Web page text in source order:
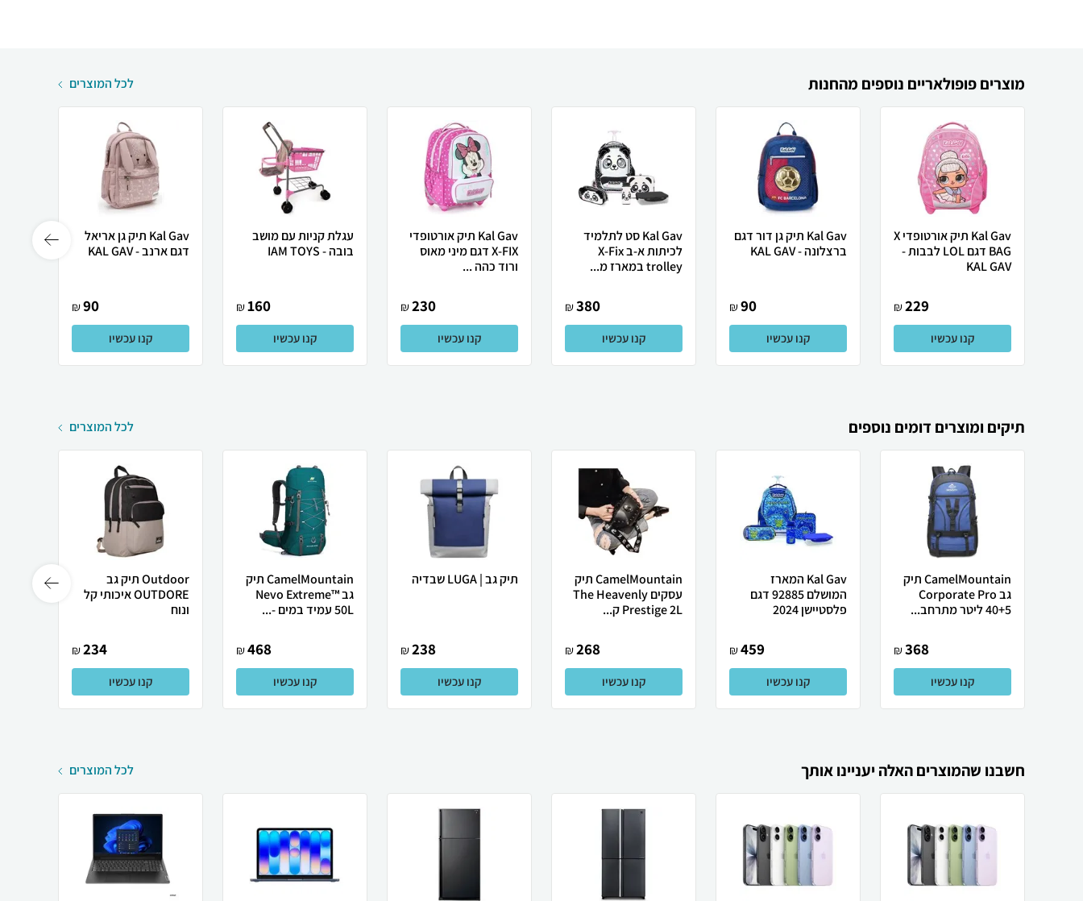
מוצרים פופולאריים נוספים מהחנות לכל המוצרים
Kal Gav תיק אורטופדי X
BAG דגם LOL לבבות -
KAL GAV
229
₪
קנו עכשיו
Kal Gav תיק גן דור דגם
ברצלונה - KAL GAV
90
₪
קנו עכשיו
Kal Gav סט לתלמיד
לכיתות א-ב X-Fix
trolley במארז מ...
380
₪
קנו עכשיו
Kal Gav תיק אורטופדי
X-FIX דגם מיני מאוס
ורוד כהה ...
230
₪
קנו עכשיו
עגלת קניות עם מושב
בובה - IAM TOYS
160
₪
קנו עכשיו
Kal Gav תיק גן אריאל
דגם ארנב - KAL GAV
90
₪
קנו עכשיו
תיקים ומוצרים דומים נוספים לכל המוצרים
CamelMountain תיק
גב Corporate Pro
40+5 ליטר מתרחב...
368
₪
קנו עכשיו
Kal Gav המארז
המושלם 92885 דגם
פלסטיישן 2024
459
₪
קנו עכשיו
CamelMountain תיק
עסקים The Heavenly
Prestige 2L ק...
268
₪
קנו עכשיו
תיק גב | LUGA שבדיה
238
₪
קנו עכשיו
CamelMountain תיק
גב Nevo Extreme™
50L עמיד במים -...
468
₪
קנו עכשיו
Outdoor תיק גב
OUTDORE איכותי קל
ונוח
234
₪
קנו עכשיו
חשבנו שהמוצרים האלה יעניינו אותך לכל המוצרים